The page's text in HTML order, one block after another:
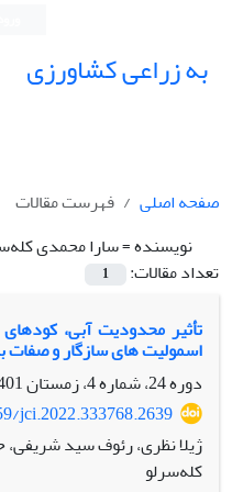
به زراعی کشاورزی
صفحه اصلی
فهرست مقالات
نویسنده =سارا محمدی
تعداد مقالات:
1
تأثیر محدودیت آبی،
اسمولیت های سازگار و صفات
دوره 24، شماره 4، زمستان 1401، صفحه
jci.2022.333768.2639
ژیلا نظری، رئوف سید شریفی،
کله‌سرلو